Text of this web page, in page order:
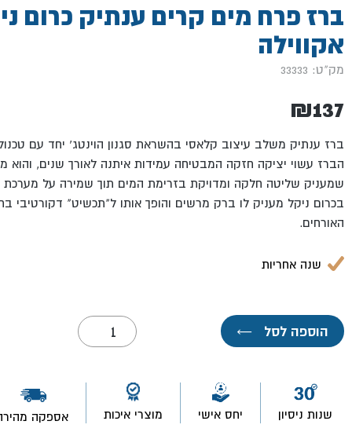
ברז פרח מים קרים ענתיק כרום
אקווילה
מק"ט: 33333
₪137
ברז ענתיק משלב עיצוב קלאסי בהשראת סגנון הוינטג' יחד עם
הברז עשוי יציקה חזקה המבטיחה עמידות איתנה לאורך שנים, והוא
שמעניק שליטה חלקה ומדויקת בזרימת המים תוך שמירה על מערכת
בכרום ניקל מעניק לו ברק מרשים והופך אותו ל"תכשיט" דקורטיבי
האורחים.
שנה אחריות
הוספה לסל ←
כמות
של
ברז
קרים
כרום
שנות ניסיון יחס אישי מוצרי איכות אספקה